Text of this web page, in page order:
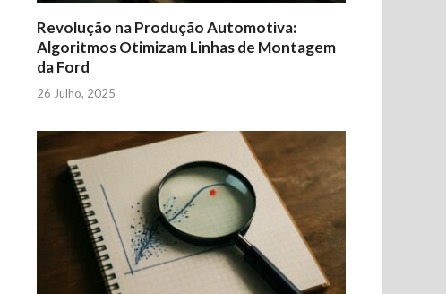
Revolução na Produção Automotiva:
Algoritmos Otimizam Linhas de Montagem
da Ford
26 Julho, 2025